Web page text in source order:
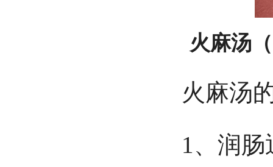
火麻汤
火麻汤
1、润肠通